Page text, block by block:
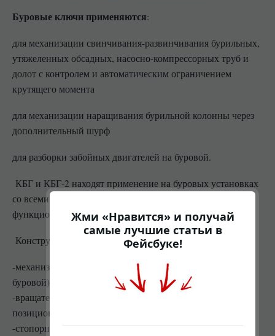
Буровые ключи применяются:
для механизации свинчивания-развинчивания бурильных,
утяжеленных обсадных, насосно-компрессорных труб и
долот с контролем и автоматическим ограничением
крутящего момента
для механизации наращивания бурильной колонны через
дополнительный шурф
для разборки забойных двигателей на буровой.
КБГ и КБГ-2 находят применение на буровых установках
со всеми типами клиньевых захватов, могут
функционировать в любых климатических условиях.
Конструкция ключей с гидроприводом включает в себя:
-механизм позиционирования (закреплен на основании
буровой)
-вращатель (смонтирован на механизме
позиционирования)
-стопорный ключ
Жми «Нравится» и получай
самые лучшие статьи в
Фейсбуке!